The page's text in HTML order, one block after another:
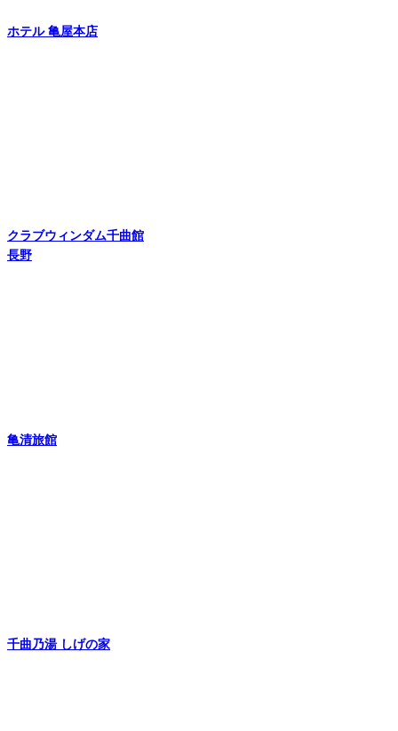
ホテル 亀屋本店
クラブウィンダム千曲館
長野
亀清旅館
千曲乃湯 しげの家